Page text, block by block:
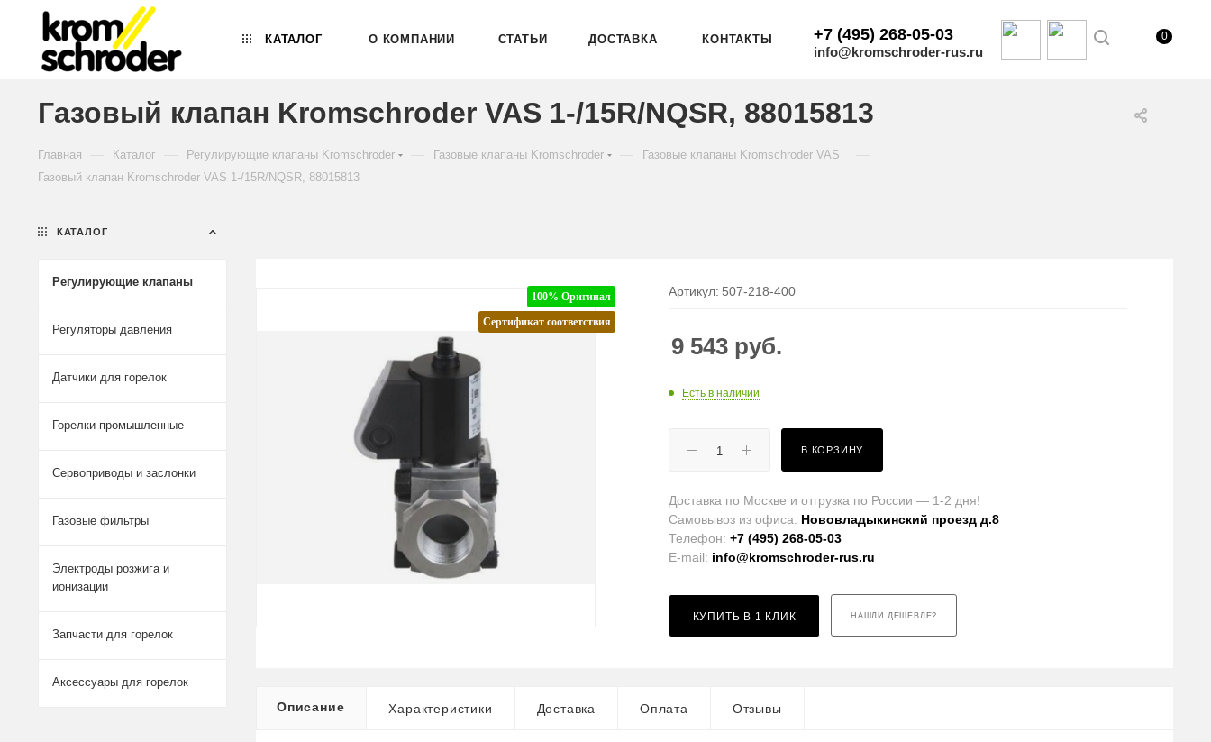
КАТАЛОГ О КОМПАНИИ СТАТЬИ ДОСТАВКА КОНТАКТЫ +7 (495) 268-05-03
info@kromschroder-rus.ru
0
Газовый клапан Kromschroder VAS 1-/15R/NQSR, 88015813
Главная Каталог Регулирующие клапаны Kromschroder Газовые клапаны Kromschroder Газовые клапаны Kromschroder VAS
Газовый клапан Kromschroder VAS 1-/15R/NQSR, 88015813
100% Оригинал
Сертификат соответствия
Артикул: 507-218-400
9 543 руб.
Есть в наличии
В КОРЗИНУ
Доставка по Москве и отгрузка по России — 1-2 дня!
Самовывоз из офиса: Нововладыкинский проезд д.8
Телефон:+7 (495) 268-05-03
E-mail: info@kromschroder-rus.ru
КУПИТЬ В 1 КЛИК НАШЛИ ДЕШЕВЛЕ?
Описание Характеристики Доставка Оплата Отзывы
КАТАЛОГ
Регулирующие клапаны
Регуляторы давления
Датчики для горелок
Горелки промышленные
Сервоприводы и заслонки
Газовые фильтры
Электроды розжига и
ионизации
Запчасти для горелок
Аксессуары для горелок